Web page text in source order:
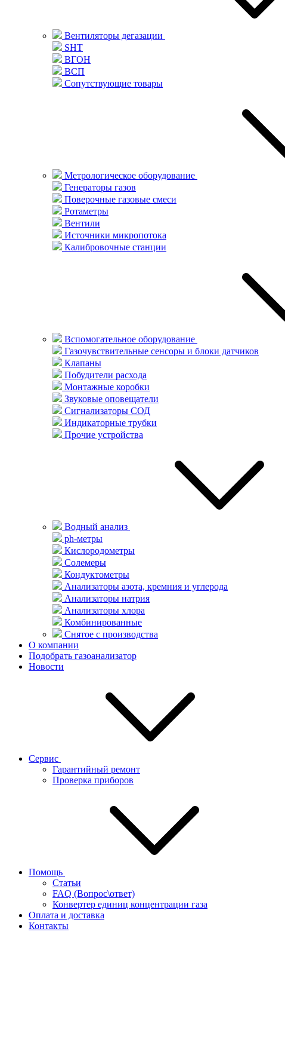
Вентиляторы дегазации
SHT
ВГОН
ВСП
Сопутствующие товары
Метрологическое оборудование
Генераторы газов
Поверочные газовые смеси
Ротаметры
Вентили
Источники микропотока
Калибровочные станции
Вспомогательное оборудование
Газочувствительные сенсоры и блоки датчиков
Клапаны
Побудители расхода
Монтажные коробки
Звуковые оповещатели
Сигнализаторы СОД
Индикаторные трубки
Прочие устройства
Водный анализ
ph-метры
Кислородометры
Солемеры
Кондуктометры
Анализаторы азота, кремния и углерода
Анализаторы натрия
Анализаторы хлора
Комбинированные
Снятое с производства
О компании
Подобрать газоанализатор
Новости
Сервис
Гарантийный ремонт
Проверка приборов
Помощь
Статьи
FAQ (Вопрос\ответ)
Конвертер единиц концентрации газа
Оплата и доставка
Контакты